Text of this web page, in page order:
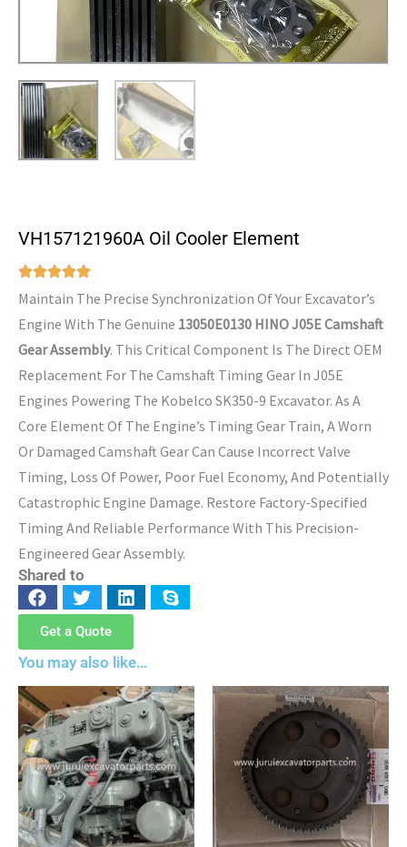
VH157121960A Oil Cooler Element
Maintain The Precise Synchronization Of Your Excavator’s
Engine With The Genuine 13050E0130 HINO J05E Camshaft
Gear Assembly. This Critical Component Is The Direct OEM
Replacement For The Camshaft Timing Gear In J05E
Engines Powering The Kobelco SK350-9 Excavator. As A
Core Element Of The Engine’s Timing Gear Train, A Worn
Or Damaged Camshaft Gear Can Cause Incorrect Valve
Timing, Loss Of Power, Poor Fuel Economy, And Potentially
Catastrophic Engine Damage. Restore Factory-Specified
Timing And Reliable Performance With This Precision-
Engineered Gear Assembly.
Shared to
Get a Quote
You may also like…